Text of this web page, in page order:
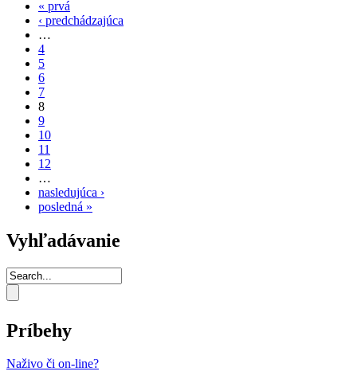
« prvá
‹ predchádzajúca
…
4
5
6
7
8
9
10
11
12
…
nasledujúca ›
posledná »
Vyhľadávanie
Príbehy
Naživo či on-line?